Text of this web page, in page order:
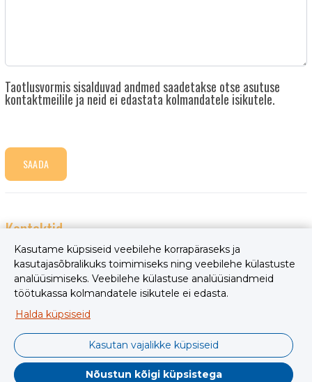
Taotlusvormis sisalduvad andmed saadetakse otse asutuse
kontaktmeilile ja neid ei edastata kolmandatele isikutele.
SAADA
Kontaktid
+3725237067
piret@toosikannu.ee
www.toosikannu.ee
Kasutame küpsiseid veebilehe korrapäraseks ja
kasutajasõbralikuks toimimiseks ning veebilehe külastuste
analüüsimiseks. Veebilehe külastuse analüüsiandmeid
töötukassa kolmandatele isikutele ei edasta.
Halda küpsiseid
Kasutan vajalikke küpsiseid
Nõustun kõigi küpsistega